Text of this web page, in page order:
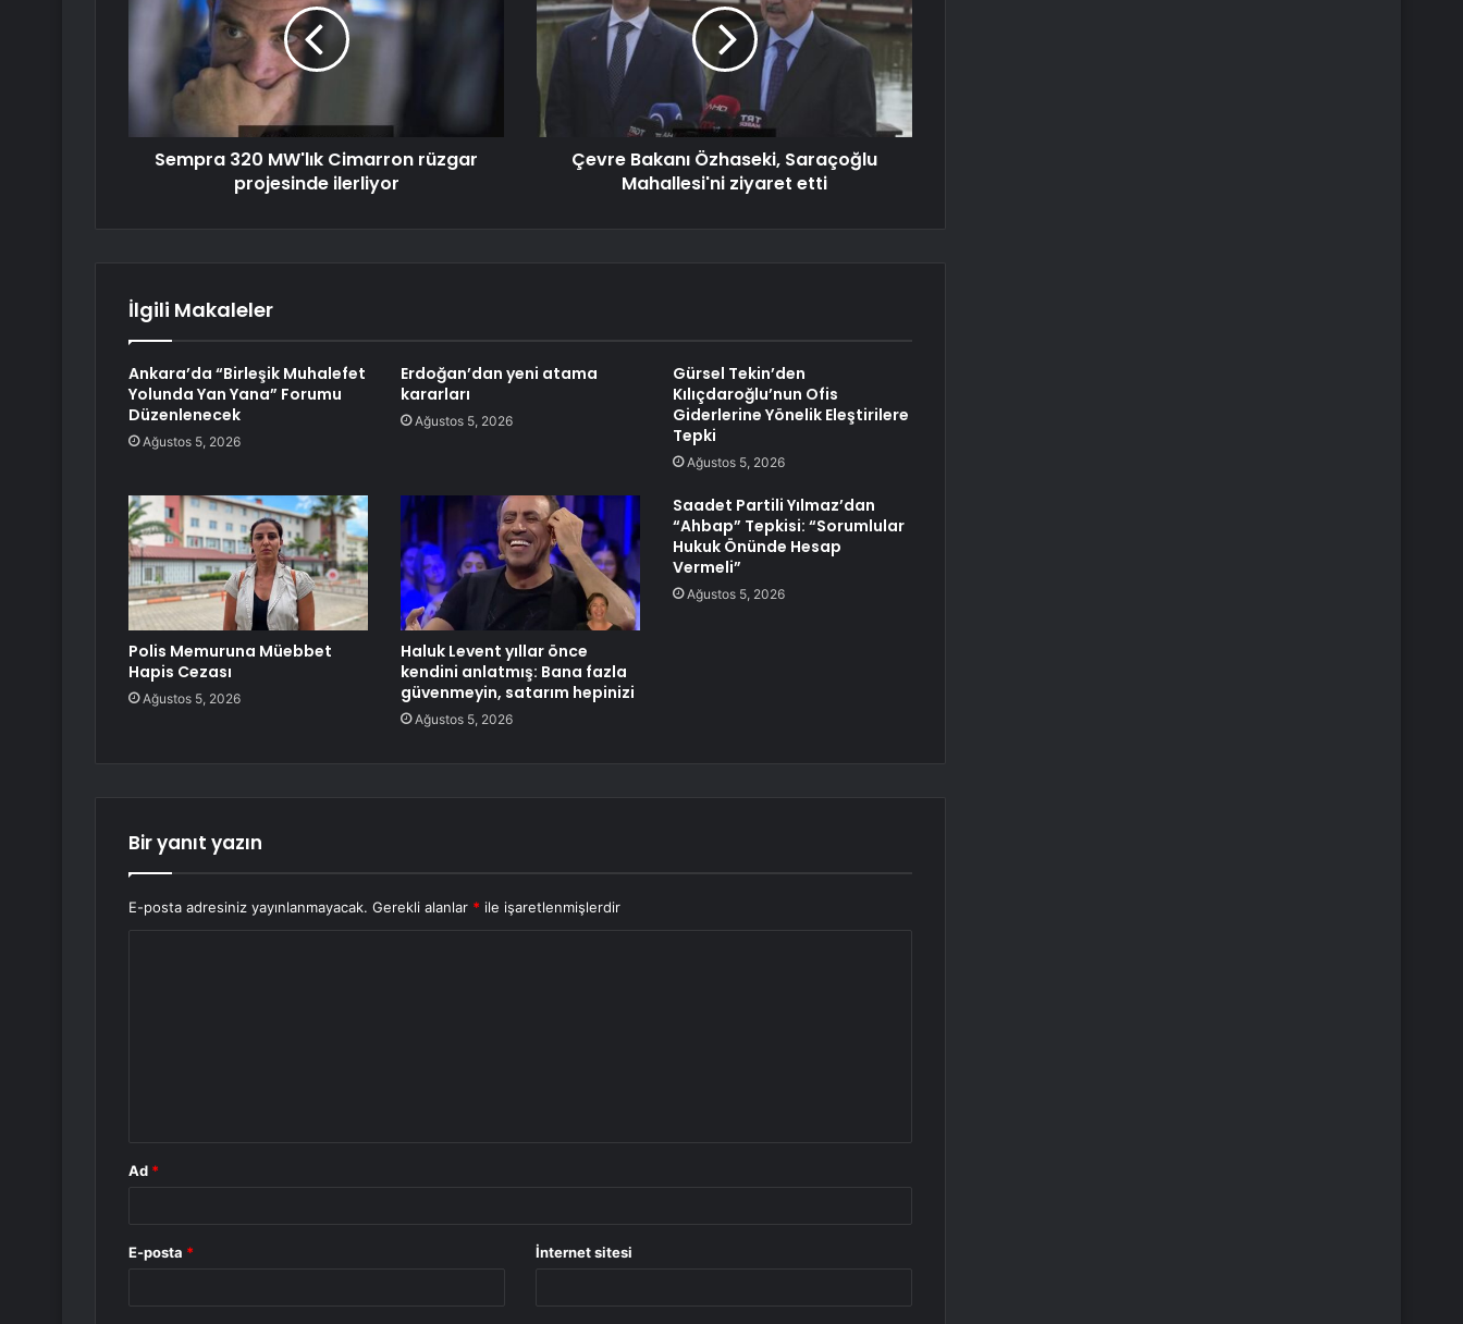
Sempra 320 MW'lık Cimarron rüzgar
projesinde ilerliyor
Çevre Bakanı Özhaseki, Saraçoğlu
Mahallesi'ni ziyaret etti
İlgili Makaleler
Ankara’da “Birleşik Muhalefet
Yolunda Yan Yana” Forumu
Düzenlenecek
Ağustos 5, 2026
Erdoğan’dan yeni atama
kararları
Ağustos 5, 2026
Gürsel Tekin’den
Kılıçdaroğlu’nun Ofis
Giderlerine Yönelik Eleştirilere
Tepki
Ağustos 5, 2026
Polis Memuruna Müebbet
Hapis Cezası
Ağustos 5, 2026
Haluk Levent yıllar önce
kendini anlatmış: Bana fazla
güvenmeyin, satarım hepinizi
Ağustos 5, 2026
Saadet Partili Yılmaz’dan
“Ahbap” Tepkisi: “Sorumlular
Hukuk Önünde Hesap
Vermeli”
Ağustos 5, 2026
Bir yanıt yazın
E-posta adresiniz yayınlanmayacak. Gerekli alanlar * ile işaretlenmişlerdir
Ad *
E-posta * İnternet sitesi